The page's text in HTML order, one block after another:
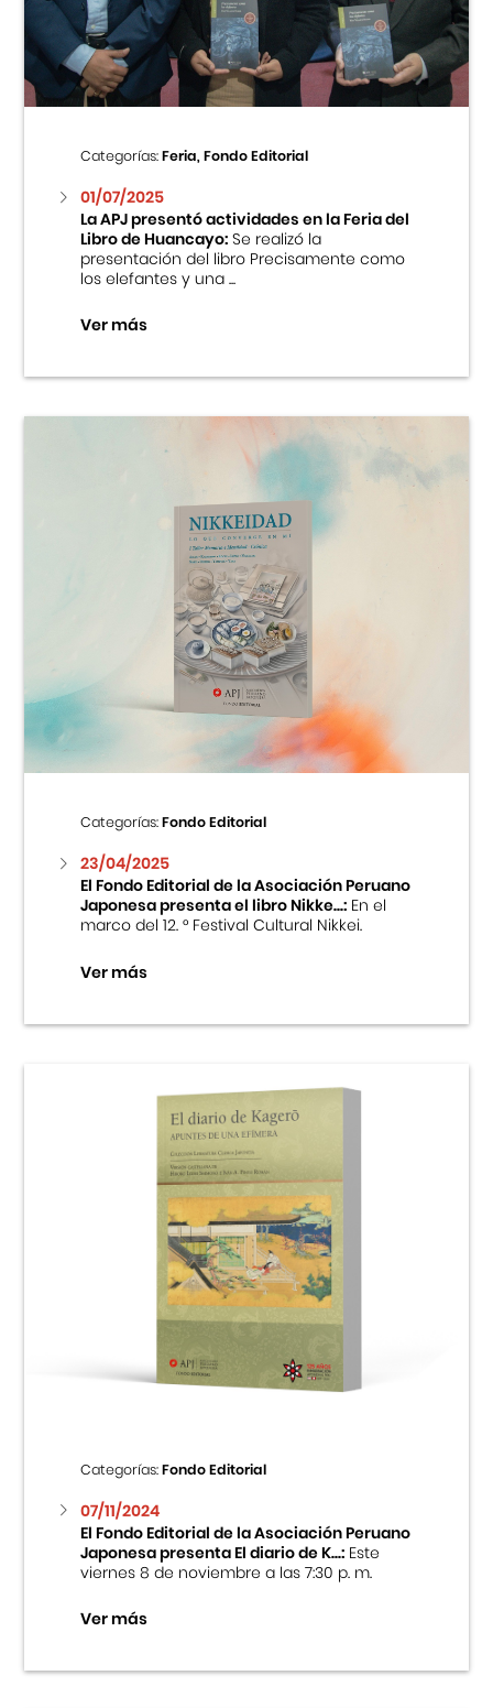
Centro Cultural Peruano Japonés
Cursos
Museo de la Inmigración Japonesa
Fondo Editorial
Teatro Peruano Japonés
Categorías:Feria, Fondo Editorial
01/07/2025
La APJ presentó actividades en la Feria del
Libro de Huancayo:Se realizó la
presentación del libro Precisamente como
los elefantes y una ...
Ver más
Categorías:Fondo Editorial
23/04/2025
El Fondo Editorial de la Asociación Peruano
Japonesa presenta el libro Nikke...:En el
marco del 12. ° Festival Cultural Nikkei.
Ver más
Categorías:Fondo Editorial
07/11/2024
El Fondo Editorial de la Asociación Peruano
Japonesa presenta El diario de K...:Este
viernes 8 de noviembre a las 7:30 p. m.
Ver más